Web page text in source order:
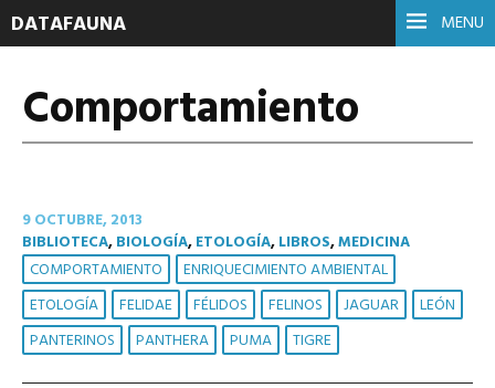
MENU
DATAFAUNA
Comportamiento
9 OCTUBRE, 2013
BIBLIOTECA,BIOLOGÍA,ETOLOGÍA,LIBROS,MEDICINA
COMPORTAMIENTO
ENRIQUECIMIENTO AMBIENTAL
ETOLOGÍA
FELIDAE FÉLIDOS FELINOS JAGUAR
LEÓN
PANTERINOS
PANTHERA PUMA TIGRE